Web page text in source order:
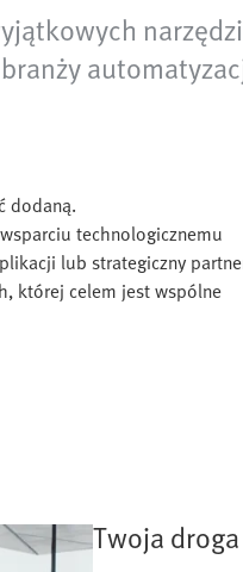
dodaną.
technologicznemu
lub strategiczny
której celem jest wspólne
Twoja